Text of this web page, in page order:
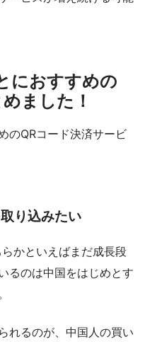
におすすめの
ました！
のQRコード決済サービ
り込みたい
かといえばまだ成長段
るのは中国をはじめとす
れるのが、中国人の買い